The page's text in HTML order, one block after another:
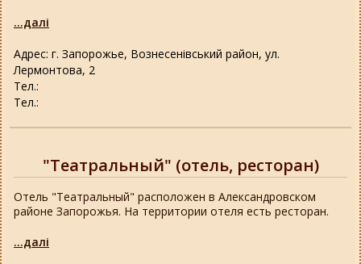
Адрес: г. Запорожье, Вознесенівський район, ул.
Лермонтова, 2
Тел.:
Тел.:
...далі
"Театральный" (отель, ресторан)
Отель "Театральный" расположен в Александровском
районе Запорожья. На территории отеля есть ресторан.
...далі